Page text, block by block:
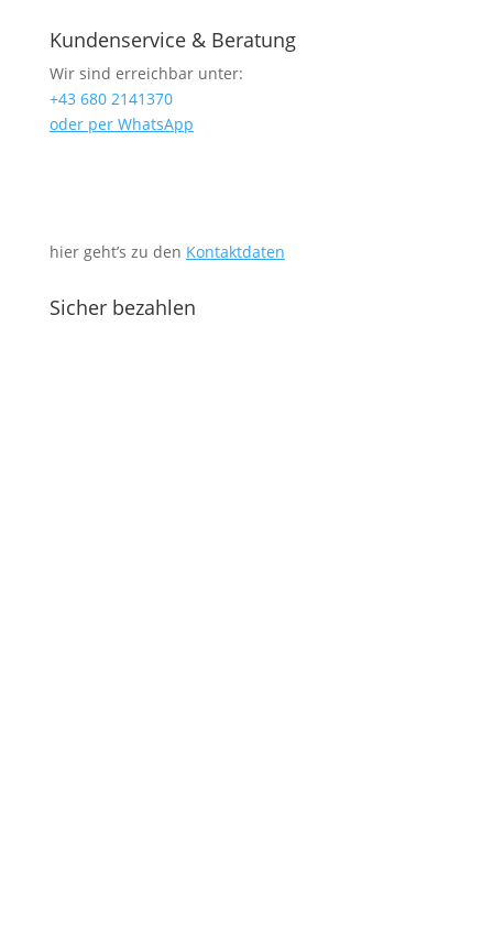
Kundenservice & Beratung
Wir sind erreichbar unter:
+43 680 2141370
oder per WhatsApp
hier geht’s zu den Kontaktdaten
Sicher bezahlen